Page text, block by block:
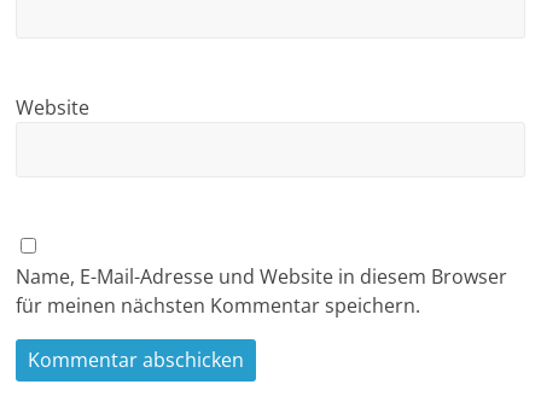
Website
Name, E-Mail-Adresse und Website in diesem Browser
für meinen nächsten Kommentar speichern.